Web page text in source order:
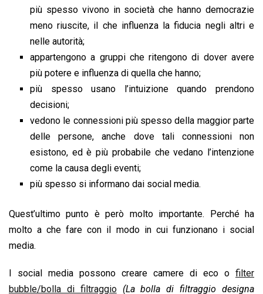
più spesso vivono in società che hanno democrazie
meno riuscite, il che influenza la fiducia negli altri e
nelle autorità;
appartengono a gruppi che ritengono di dover avere
più potere e influenza di quella che hanno;
più spesso usano l’intuizione quando prendono
decisioni;
vedono le connessioni più spesso della maggior parte
delle persone, anche dove tali connessioni non
esistono, ed è più probabile che vedano l’intenzione
come la causa degli eventi;
più spesso si informano dai social media.
Quest’ultimo punto è però molto importante. Perché ha
molto a che fare con il modo in cui funzionano i social
media.
I social media possono creare camere di eco o filter
bubble/bolla di filtraggio (La bolla di filtraggio designa